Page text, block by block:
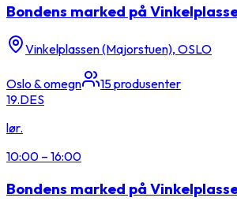
Bondens marked på
Vinkelplassen (Majorstuen), OSLO
Oslo & omegn 15produsenter
19.DES
lør.
10:00 – 16:00
Bondens marked på